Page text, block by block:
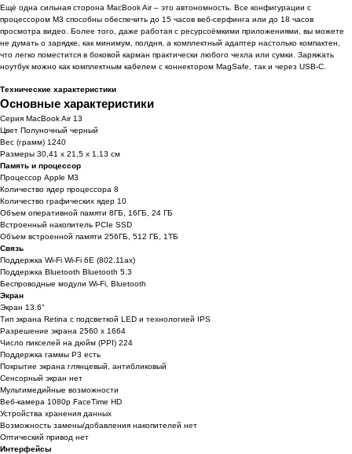
Ещё одна сильная сторона MacBook Air – это автономность. Все конфигурации с
процессором M3 способны обеспечить до 15 часов веб-серфинга или до 18 часов
просмотра видео. Более того, даже работая с ресурсоёмкими приложениями, вы можете
не думать о зарядке, как минимум, полдня, а комплектный адаптер настолько компактен,
что легко поместится в боковой карман практически любого чехла или сумки. Заряжать
ноутбук можно как комплектным кабелем с коннектором MagSafe, так и через USB-C.
Технические характеристики
Основные характеристики
Серия MacBook Air 13
Цвет Полуночный черный
Вес (грамм) 1240
Размеры 30,41 x 21,5 x 1,13 см
Память и процессор
Процессор Apple M3
Количество ядер процессора 8
Количество графических ядер 10
Объем оперативной памяти 8ГБ, 16ГБ, 24 ГБ
Встроенный накопитель PCIe SSD
Объем встроенной памяти 256ГБ, 512 ГБ, 1ТБ
Связь
Поддержка Wi-Fi Wi-Fi 6E (802.11ax)
Поддержка Bluetooth Bluetooth 5.3
Беспроводные модули Wi-Fi, Bluetooth
Экран
Экран 13.6"
Тип экрана Retina с подсветкой LED и технологией IPS
Разрешение экрана 2560 x 1664
Число пикселей на дюйм (PPI) 224
Поддержка гаммы P3 есть
Покрытие экрана глянцевый, антибликовый
Сенсорный экран нет
Мультимедийные возможности
Веб-камера 1080p FaceTime HD
Устройства хранения данных
Возможность замены/добавления накопителей нет
Оптический привод нет
Интерфейсы